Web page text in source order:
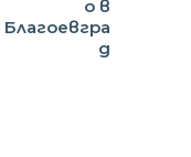
о в
Благоевгра
д